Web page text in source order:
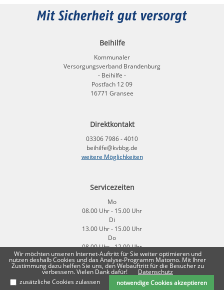
Beihilfe
Kommunaler
Versorgungsverband Brandenburg
- Beihilfe -
Postfach 12 09
16771 Gransee
Direktkontakt
03306 7986 - 4010
beihilfe@kvbbg.de
weitere Möglichkeiten
Servicezeiten
Mo
08.00 Uhr - 15.00 Uhr
Di
13.00 Uhr - 15.00 Uhr
Do
08.00 Uhr - 12.00 Uhr
Fr
08:00 Uhr - 12.00 Uhr
Impressum Datenschutz
Wir möchten unseren Internet-Auftritt für Sie weiter optimieren und
nutzen deshalb Cookies und das Analyse-Programm Matomo. Mit Ihrer
Zustimmung dazu helfen Sie uns, den Webauftritt für die Besucher zu
verbessern. Vielen Dank dafür!
Datenschutz
zusätzliche Cookies zulassen
notwendige Cookies akzeptieren